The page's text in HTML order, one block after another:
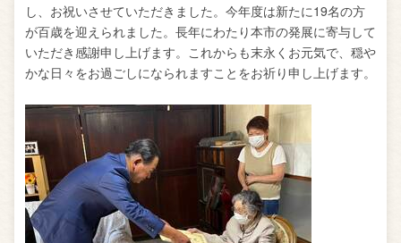
し、お祝いさせていただきました。今年度は新たに19名の方
が百歳を迎えられました。長年にわたり本市の発展に寄与して
いただき感謝申し上げます。これからも末永くお元気で、穏や
かな日々をお過ごしになられますことをお祈り申し上げます。